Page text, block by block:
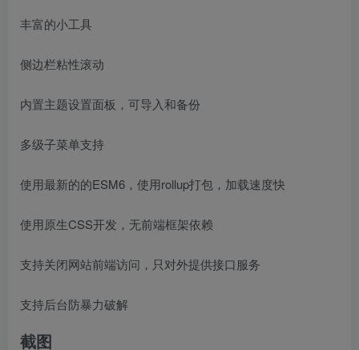
丰富的小工具
侧边栏粘性滚动
内置主题设置面板，可导入和备份
多级子菜单支持
使用最新的的ESM6，使用rollup打包，加载速度快
使用原生CSS开发，无前端框架依赖
支持关闭网站前端访问，只对外提供接口服务
支持后台防暴力破解
截图